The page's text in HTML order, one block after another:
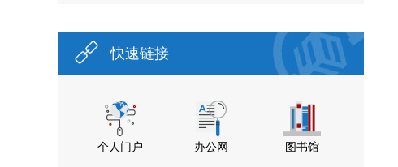
快速链接
个人门户 办公网 图书馆